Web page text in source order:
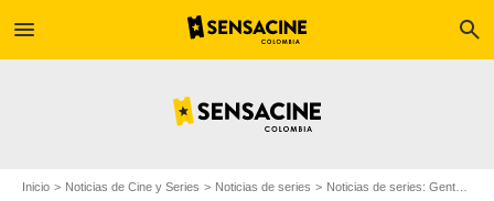
menu search
Inicio Noticias de Cine y Series Noticias de series Noticias de series: Gente